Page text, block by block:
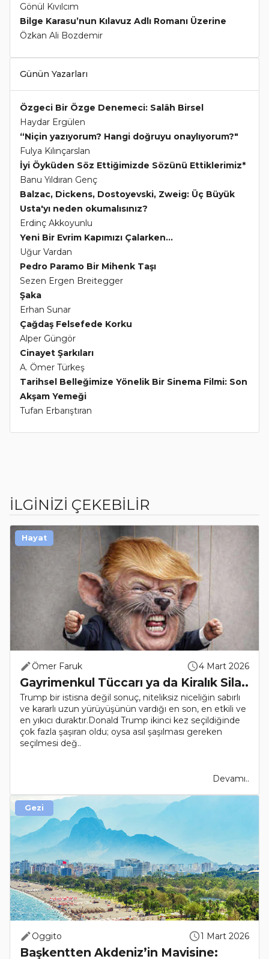
Gönül Kıvılcım
Bilge Karasu’nun Kılavuz Adlı Romanı Üzerine
Özkan Ali Bozdemir
Günün Yazarları
Özgeci Bir Özge Denemeci: Salâh Birsel
Haydar Ergülen
“Niçin yazıyorum? Hangi doğruyu onaylıyorum?"
Fulya Kılınçarslan
İyi Öyküden Söz Ettiğimizde Sözünü Ettiklerimiz*
Banu Yıldıran Genç
Balzac, Dickens, Dostoyevski, Zweig: Üç Büyük
Usta'yı neden okumalısınız?
Erdinç Akkoyunlu
Yeni Bir Evrim Kapımızı Çalarken...
Uğur Vardan
Pedro Paramo Bir Mihenk Taşı
Sezen Ergen Breitegger
Şaka
Erhan Sunar
Çağdaş Felsefede Korku
Alper Güngör
Cinayet Şarkıları
A. Ömer Türkeş
Tarihsel Belleğimize Yönelik Bir Sinema Filmi: Son
Akşam Yemeği
Tufan Erbarıştıran
İLGİNİZİ ÇEKEBİLİR
Ömer Faruk 4 Mart 2026
Gayrimenkul Tüccarı ya da Kiralık Sila..
Trump bir istisna değil sonuç, niteliksiz niceliğin sabırlı
ve kararlı uzun yürüyüşünün vardığı en son, en etkili ve
en yıkıcı duraktır.Donald Trump ikinci kez seçildiğinde
çok fazla şaşıran oldu; oysa asıl şaşılması gereken
seçilmesi değ..
Devamı..
Hayat
Oggito 1 Mart 2026
Başkentten Akdeniz’in Mavisine:
Gezi